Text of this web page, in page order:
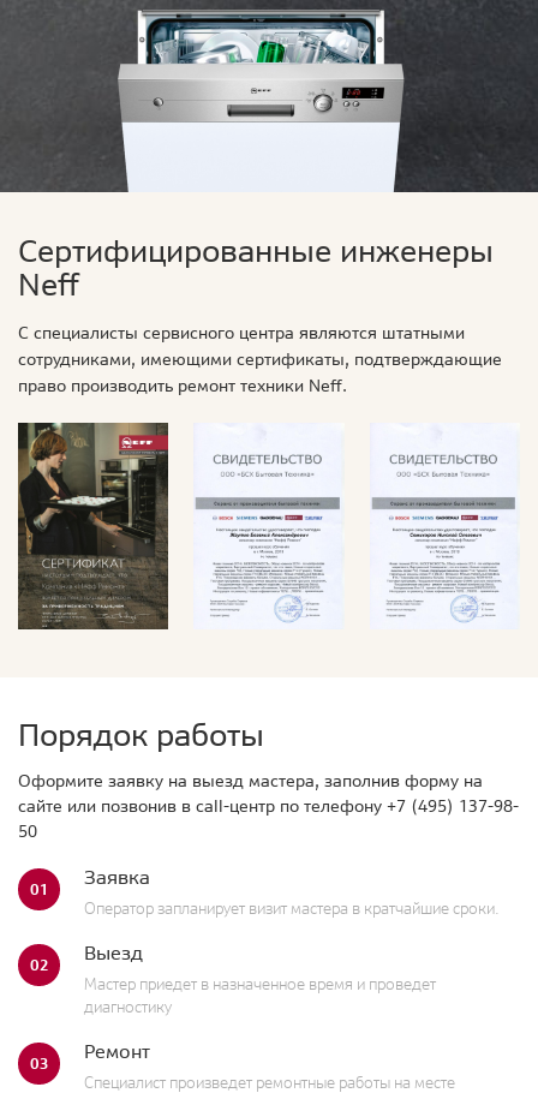
Сертифицированные инженеры
Neff
С специалисты сервисного центра являются штатными
сотрудниками, имеющими сертификаты, подтверждающие
право производить ремонт техники Neff.
Порядок работы
Оформите заявку на выезд мастера, заполнив форму на
сайте или позвонив в call-центр по телефону +7 (495) 137-98-
50
01 Заявка
Оператор запланирует визит мастера в кратчайшие сроки.
02 Выезд
Мастер приедет в назначенное время и проведет
диагностику
03 Ремонт
Специалист произведет ремонтные работы на месте